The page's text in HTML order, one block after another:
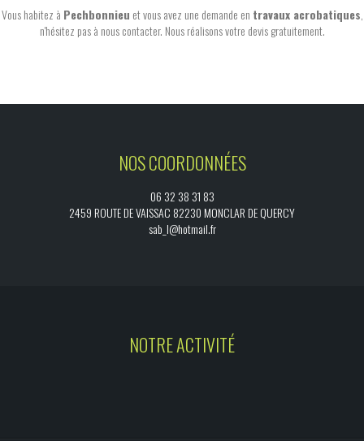
Vous habitez à Pechbonnieu et vous avez une demande en travaux acrobatiques,
n'hésitez pas à nous contacter. Nous réalisons votre devis gratuitement.
NOS COORDONNÉES
06 32 38 31 83
2459 ROUTE DE VAISSAC 82230 MONCLAR DE QUERCY
sab_l@hotmail.fr
NOTRE ACTIVITÉ